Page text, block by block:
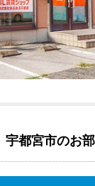
宇都宮市のお